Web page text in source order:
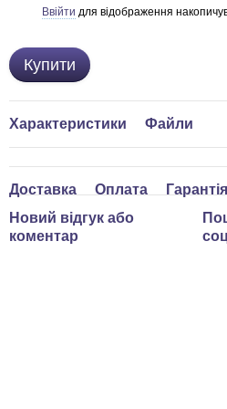
Ввійти для відображення
Купити
Характеристики Файли
Доставка Оплата Гарантія
Новий відгук або
коментар